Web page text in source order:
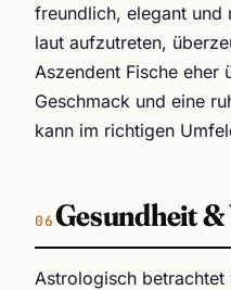
freundlich, elegant und
laut aufzutreten,
Aszendent Fische eher
Geschmack und eine
kann im richtigen
Gesundheit
Astrologisch betrachtet